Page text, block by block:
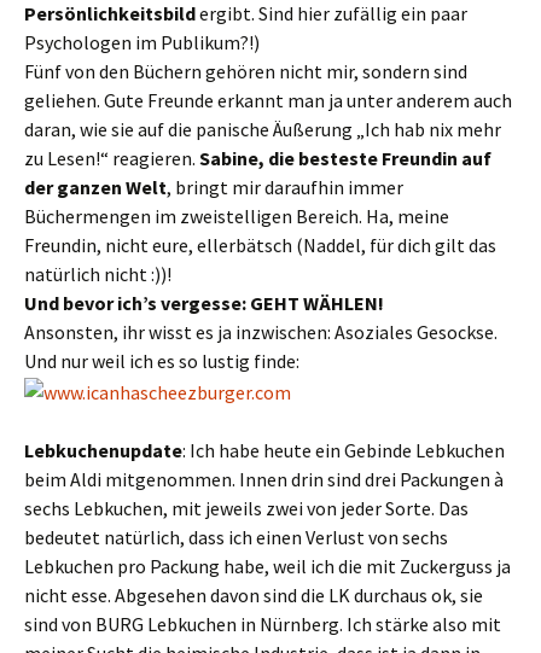
Persönlichkeitsbildergibt. Sind hier zufällig ein paar
Psychologen im Publikum?!)
Fünf von den Büchern gehören nicht mir, sondern sind
geliehen. Gute Freunde erkannt man ja unter anderem auch
daran, wie sie auf die panische Äußerung „Ich hab nix mehr
zu Lesen!“ reagieren. Sabine, die besteste Freundin auf
der ganzen Welt, bringt mir daraufhin immer
Büchermengen im zweistelligen Bereich. Ha, meine
Freundin, nicht eure, ellerbätsch (Naddel, für dich gilt das
natürlich nicht :))!
Und bevor ich’s vergesse: GEHT WÄHLEN!
Ansonsten, ihr wisst es ja inzwischen: Asoziales Gesockse.
Und nur weil ich es so lustig finde:
Lebkuchenupdate: Ich habe heute ein Gebinde Lebkuchen
beim Aldi mitgenommen. Innen drin sind drei Packungen à
sechs Lebkuchen, mit jeweils zwei von jeder Sorte. Das
bedeutet natürlich, dass ich einen Verlust von sechs
Lebkuchen pro Packung habe, weil ich die mit Zuckerguss ja
nicht esse. Abgesehen davon sind die LK durchaus ok, sie
sind von BURG Lebkuchen in Nürnberg. Ich stärke also mit